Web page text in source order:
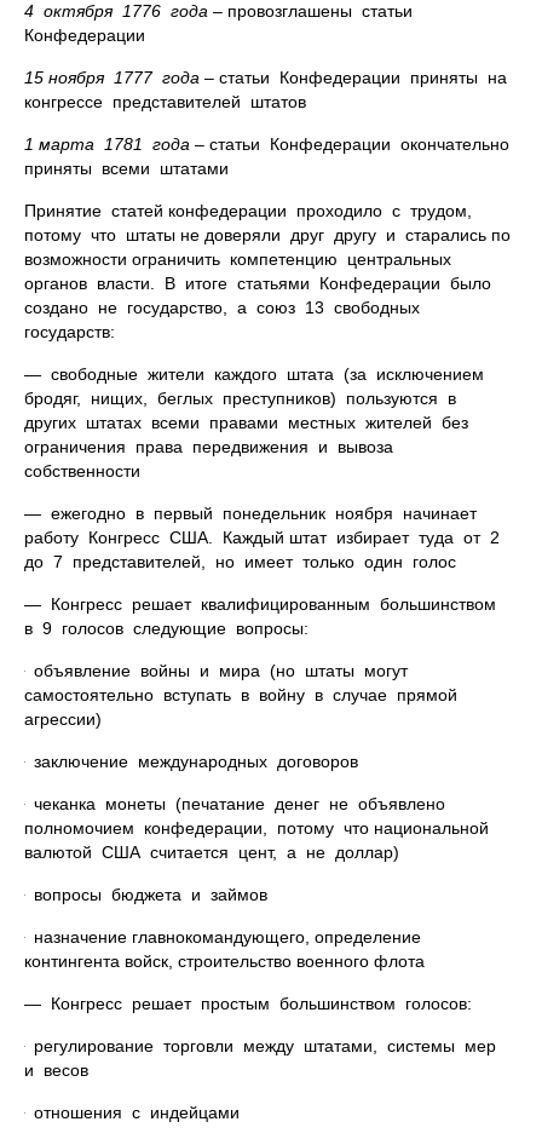
4 октября 1776 года – провозглашены статьи
Конфедерации
15 ноября 1777 года – статьи Конфедерации приняты на
конгрессе представителей штатов
1 марта 1781 года – статьи Конфедерации окончательно
приняты всеми штатами
Принятие статей конфедерации проходило с трудом,
потому что штаты не доверяли друг другу и старались по
возможности ограничить компетенцию центральных
органов власти. В итоге статьями Конфедерации было
создано не государство, а союз 13 свободных
государств:
— свободные жители каждого штата (за исключением
бродяг, нищих, беглых преступников) пользуются в
других штатах всеми правами местных жителей без
ограничения права передвижения и вывоза
собственности
— ежегодно в первый понедельник ноября начинает
работу Конгресс США. Каждый штат избирает туда от 2
до 7 представителей, но имеет только один голос
— Конгресс решает квалифицированным большинством
в 9 голосов следующие вопросы:
ּ объявление войны и мира (но штаты могут
самостоятельно вступать в войну в случае прямой
агрессии)
ּ заключение международных договоров
ּ чеканка монеты (печатание денег не объявлено
полномочием конфедерации, потому что национальной
валютой США считается цент, а не доллар)
ּ вопросы бюджета и займов
ּ назначение главнокомандующего, определение
контингента войск, строительство военного флота
— Конгресс решает простым большинством голосов:
ּ регулирование торговли между штатами, системы мер
и весов
ּ отношения с индейцами